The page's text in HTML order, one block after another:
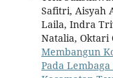
Safitri, Aisyah
Laila, Indra
Natalia, Oktari
Membangun
Pada